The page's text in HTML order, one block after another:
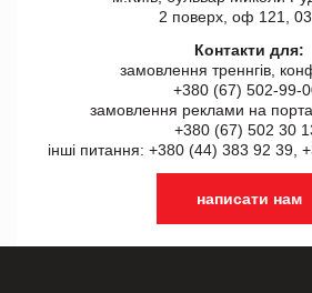
2 поверх, оф 121,
Контакти для:
замовлення треннгів,
+380 (67) 502-99-
замовлення реклами на
+380 (67) 502 30
інші питання: +380 (44) 383 92 39,
написати нам